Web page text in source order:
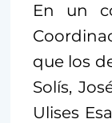
En un
que los
Solís,
Ulises